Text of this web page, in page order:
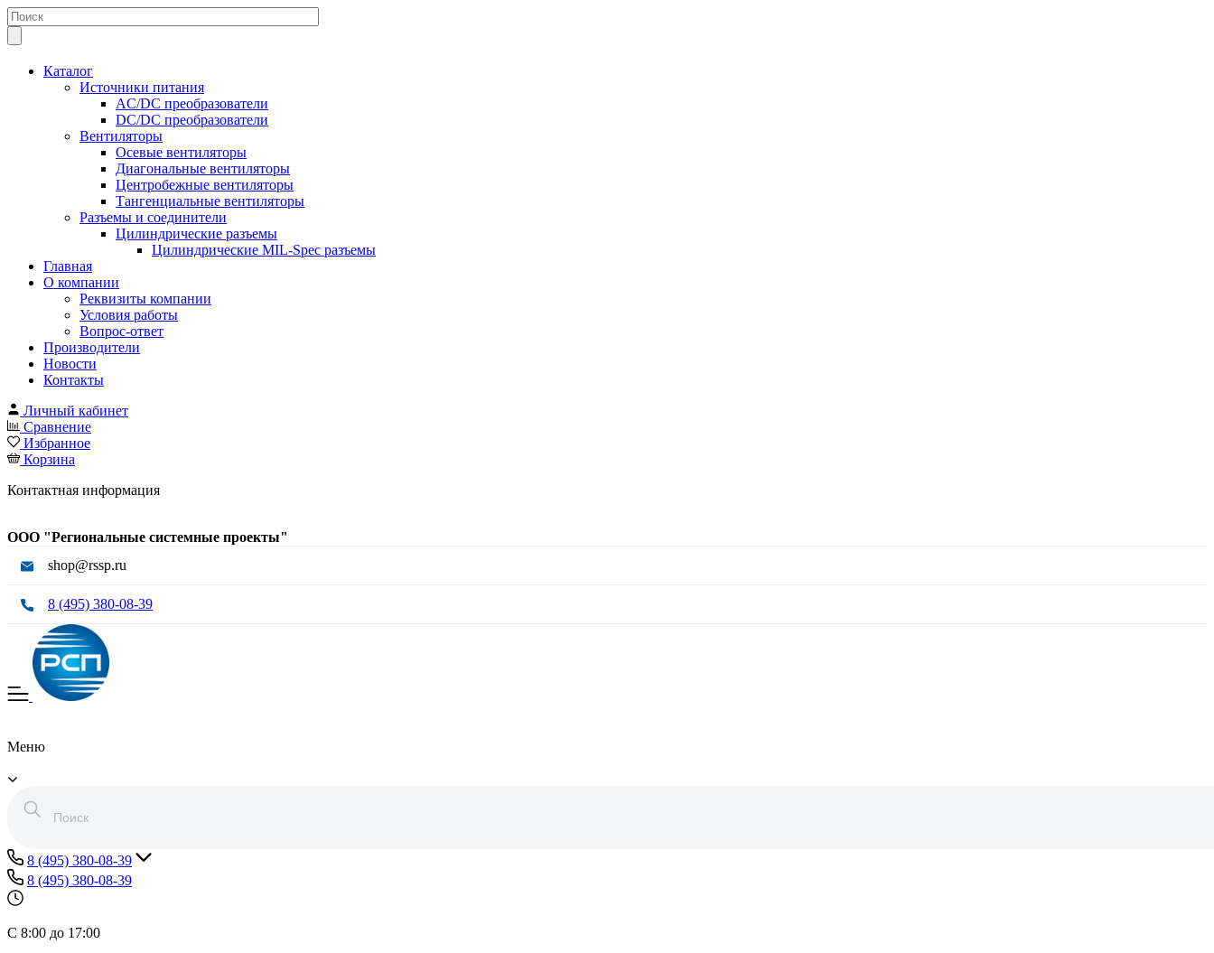
Каталог
Источники питания
AC/DC преобразователи
DC/DC преобразователи
Вентиляторы
Осевые вентиляторы
Диагональные вентиляторы
Центробежные вентиляторы
Тангенциальные вентиляторы
Разъемы и соединители
Цилиндрические разъемы
Цилиндрические MIL-Spec разъемы
Главная
О компании
Реквизиты компании
Условия работы
Вопрос-ответ
Производители
Новости
Контакты
Личный кабинет
Сравнение
Избранное
Корзина
Контактная информация
ООО "Региональные системные проекты"
shop@rssp.ru
8 (495) 380-08-39
Меню
8 (495) 380-08-39
8 (495) 380-08-39
С 8:00 до 17:00